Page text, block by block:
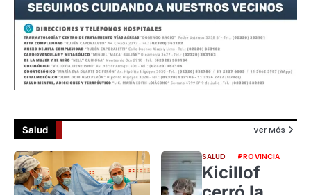
Salud Ver Más
SALUD PROVINCIA
Kicillof